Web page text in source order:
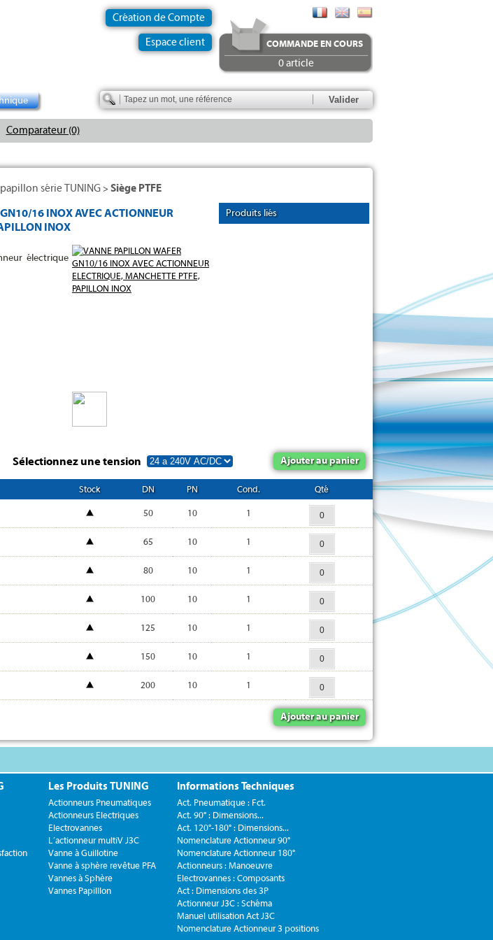
Création de Compte
Espace client COMMANDE EN COURS
0 article
Comparateur (0)
série TUNING > Siège PTFE
16 INOX AVEC ACTIONNEUR
INOX
électrique
Produits liés
Sélectionnez une tension Ajouter au panier
Stock DN PN Cond. Qté
50 10 1
65 10 1
80 10 1
100 10 1
125 10 1
150 10 1
200 10 1
Ajouter au panier
Les Produits TUNING
Actionneurs Pneumatiques
Actionneurs Electriques
Electrovannes
L´actionneur multiV J3C
Vanne à Guillotine
Vanne à sphère revêtue PFA
Vannes à Sphère
Vannes Papilllon
Informations Techniques
Act. Pneumatique : Fct.
Act. 90° : Dimensions...
Act. 120°-180° : Dimensions...
Nomenclature Actionneur 90°
Nomenclature Actionneur 180°
Actionneurs : Manoeuvre
Electrovannes : Composants
Act : Dimensions des 3P
Actionneur J3C : Schéma
Manuel utilisation Act J3C
Nomenclature Actionneur 3 positions